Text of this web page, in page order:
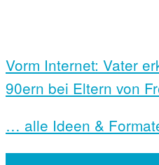
Vorm Internet: Vater
90ern bei Eltern von
… alle Ideen &